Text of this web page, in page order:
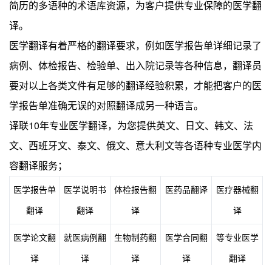
简历的多语种的术语库资源，为客户提供专业保障的医学翻
译。
医学翻译有着严格的翻译要求，例如医学报告单详细记录了
病例、体检报告、检验单、出入院记录等各种信息，翻译员
要对以上各类文件有足够的翻译经验积累，才能把客户的医
学报告单准确无误的对照翻译成另一种语言。
译联10年专业医学翻译，为您提供英文、日文、韩文、法
文、西班牙文、泰文、俄文、意大利文等各语种专业医学内
容翻译服务；
医学报告单
翻译
医学说明书
翻译
体检报告翻
译
医药品翻译 医疗器械翻
译
医学论文翻
译
就医病例翻
译
生物制药翻
译
医学合同翻
译
等专业医学
翻译